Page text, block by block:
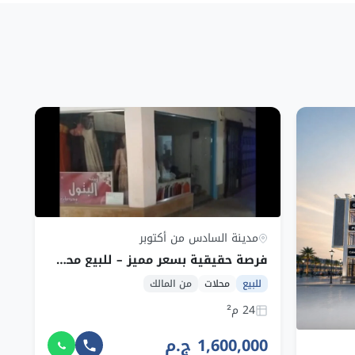
مدينة السادس من أكتوبر
فرصة حقيقية بسعر مميز – للبيع محل بمول الفيروز 2 – من المالك مباشرة – الوسطاء يمتنعون
للبيع محلات من المالك
24 م²
1,600,000 ج.م